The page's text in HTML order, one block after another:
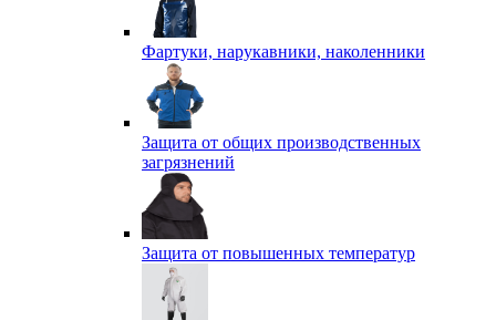
Фартуки, нарукавники, наколенники
Защита от общих производственных
загрязнений
Защита от повышенных температур